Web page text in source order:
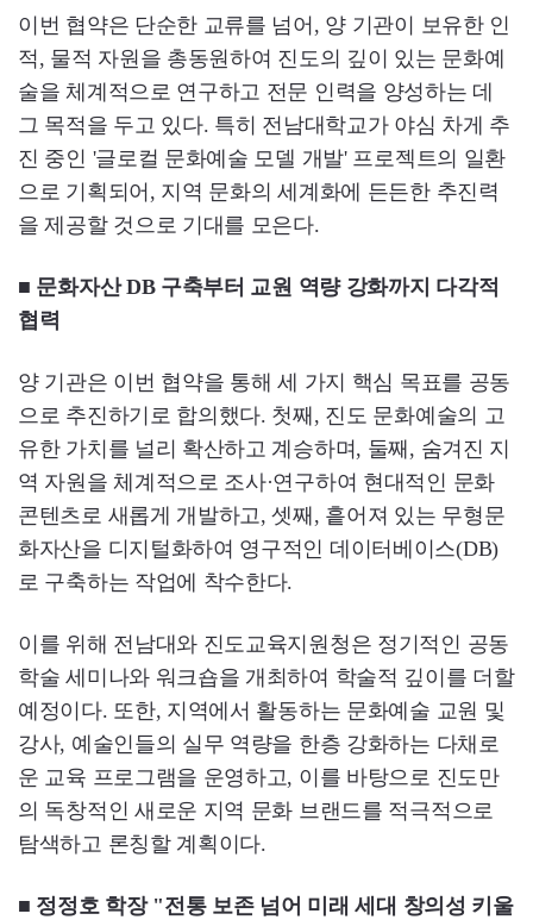
이번 협약은 단순한 교류를 넘어, 양 기관이 보유한 인
적, 물적 자원을 총동원하여 진도의 깊이 있는 문화예
술을 체계적으로 연구하고 전문 인력을 양성하는 데
그 목적을 두고 있다. 특히 전남대학교가 야심 차게 추
진 중인 '글로컬 문화예술 모델 개발' 프로젝트의 일환
으로 기획되어, 지역 문화의 세계화에 든든한 추진력
을 제공할 것으로 기대를 모은다.
■ 문화자산 DB 구축부터 교원 역량 강화까지 다각적
협력
양 기관은 이번 협약을 통해 세 가지 핵심 목표를 공동
으로 추진하기로 합의했다. 첫째, 진도 문화예술의 고
유한 가치를 널리 확산하고 계승하며, 둘째, 숨겨진 지
역 자원을 체계적으로 조사·연구하여 현대적인 문화
콘텐츠로 새롭게 개발하고, 셋째, 흩어져 있는 무형문
화자산을 디지털화하여 영구적인 데이터베이스(DB)
로 구축하는 작업에 착수한다.
이를 위해 전남대와 진도교육지원청은 정기적인 공동
학술 세미나와 워크숍을 개최하여 학술적 깊이를 더할
예정이다. 또한, 지역에서 활동하는 문화예술 교원 및
강사, 예술인들의 실무 역량을 한층 강화하는 다채로
운 교육 프로그램을 운영하고, 이를 바탕으로 진도만
의 독창적인 새로운 지역 문화 브랜드를 적극적으로
탐색하고 론칭할 계획이다.
■ 정정호 학장 "전통 보존 넘어 미래 세대 창의성 키울